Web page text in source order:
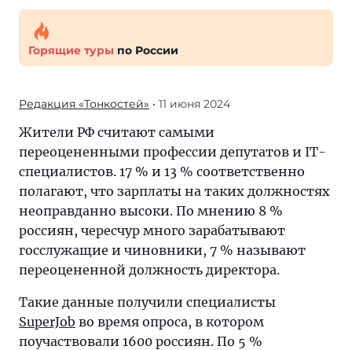
Горящие туры по России
Редакция «Тонкостей» • 11 июня 2024
Жители РФ считают самыми
переоцененными профессии депутатов и IT-
специалистов. 17 % и 13 % соответственно
полагают, что зарплаты на таких должностях
неоправданно высоки. По мнению 8 %
россиян, чересчур много зарабатывают
госслужащие и чиновники, 7 % называют
переоцененной должность директора.
Такие данные получили специалисты
SuperJob во время опроса, в котором
поучаствовали 1600 россиян. По 5 %